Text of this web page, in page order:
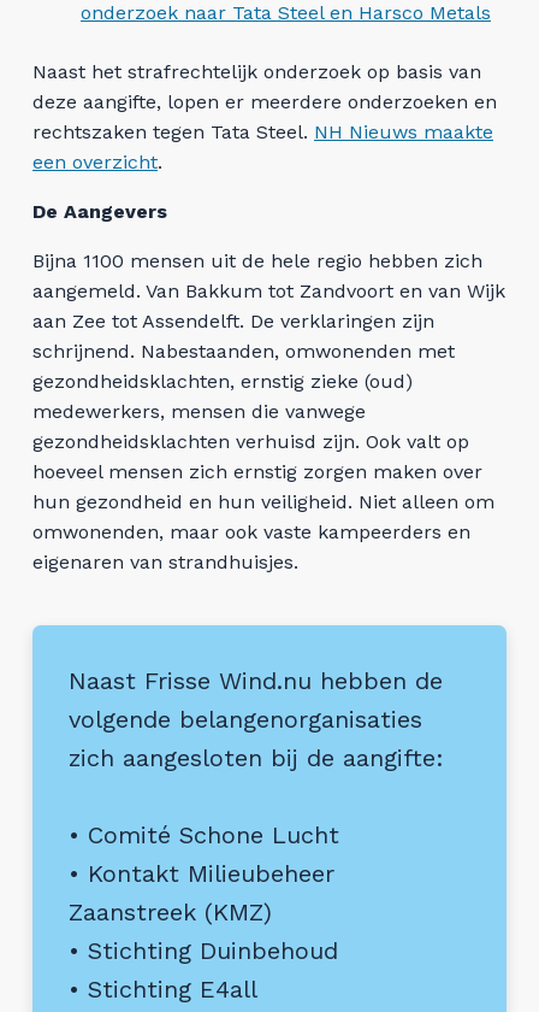
onderzoek naar Tata Steel en Harsco Metals
Naast het strafrechtelijk onderzoek op basis van
deze aangifte, lopen er meerdere onderzoeken en
rechtszaken tegen Tata Steel. NH Nieuws maakte
een overzicht.
De Aangevers
Bijna 1100 mensen uit de hele regio hebben zich
aangemeld. Van Bakkum tot Zandvoort en van Wijk
aan Zee tot Assendelft. De verklaringen zijn
schrijnend. Nabestaanden, omwonenden met
gezondheidsklachten, ernstig zieke (oud)
medewerkers, mensen die vanwege
gezondheidsklachten verhuisd zijn. Ook valt op
hoeveel mensen zich ernstig zorgen maken over
hun gezondheid en hun veiligheid. Niet alleen om
omwonenden, maar ook vaste kampeerders en
eigenaren van strandhuisjes.
Naast Frisse Wind.nu hebben de
volgende belangenorganisaties
zich aangesloten bij de aangifte:
• Comité Schone Lucht
• Kontakt Milieubeheer
Zaanstreek (KMZ)
• Stichting Duinbehoud
• Stichting E4all